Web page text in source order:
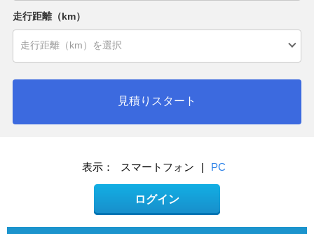
走行距離（km）
見積りスタート
表示： スマートフォン | PC
ログイン